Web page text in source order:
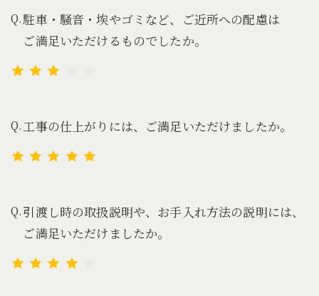
駐車・騒音・埃やゴミなど、ご近所への配慮は
ご満足いただけるものでしたか。
工事の仕上がりには、ご満足いただけましたか。
引渡し時の取扱説明や、お手入れ方法の説明には、
ご満足いただけましたか。